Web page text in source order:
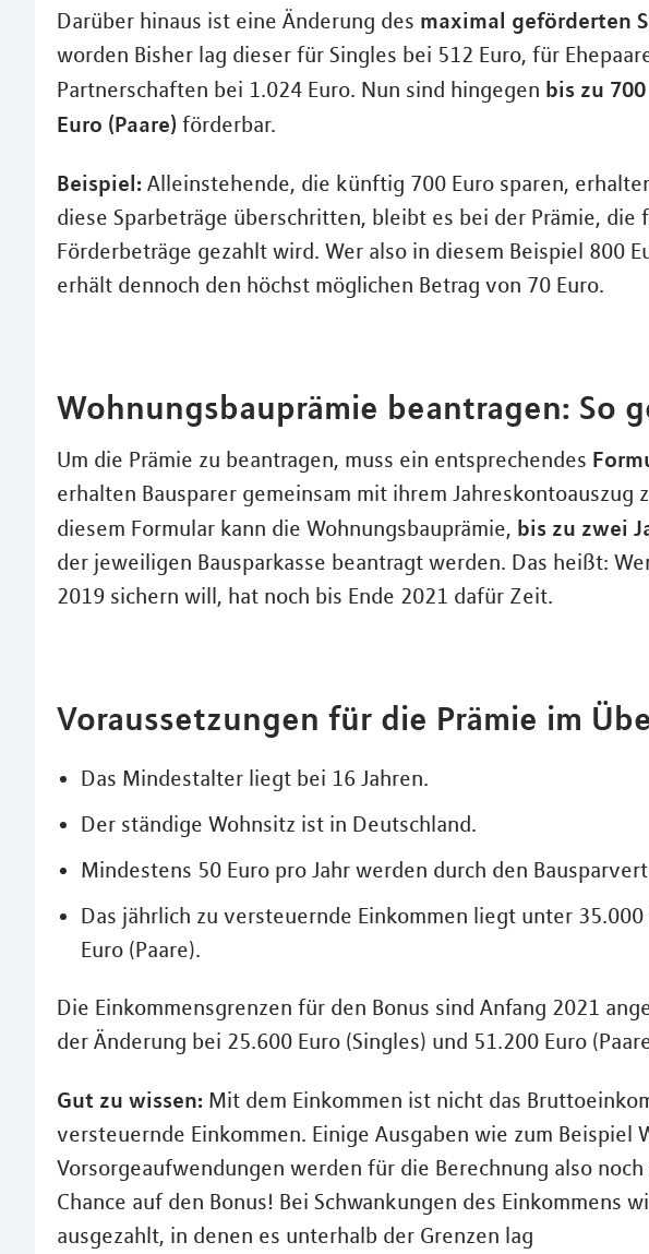
Darüber hinaus ist eine Änderung des maximal geförderten
worden Bisher lag dieser für Singles bei 512 Euro, für
Partnerschaften bei 1.024 Euro. Nun sind hingegen bis zu
Euro (Paare) förderbar.
Beispiel: Alleinstehende, die künftig 700 Euro sparen,
diese Sparbeträge überschritten, bleibt es bei der Prämie, die
Förderbeträge gezahlt wird. Wer also in diesem Beispiel 800
erhält dennoch den höchst möglichen Betrag von 70 Euro.
Wohnungsbauprämie beantragen: So
Um die Prämie zu beantragen, muss ein entsprechendes
erhalten Bausparer gemeinsam mit ihrem Jahreskontoauszug
diesem Formular kann die Wohnungsbauprämie, bis zu zwei
der jeweiligen Bausparkasse beantragt werden. Das heißt:
2019 sichern will, hat noch bis Ende 2021 dafür Zeit.
Voraussetzungen für die Prämie im
Das Mindestalter liegt bei 16 Jahren.
Der ständige Wohnsitz ist in Deutschland.
Mindestens 50 Euro pro Jahr werden durch den
Das jährlich zu versteuernde Einkommen liegt unter 35.000
Euro (Paare).
Die Einkommensgrenzen für den Bonus sind Anfang 2021
der Änderung bei 25.600 Euro (Singles) und 51.200 Euro
Gut zu wissen: Mit dem Einkommen ist nicht das
versteuernde Einkommen. Einige Ausgaben wie zum Beispiel
Vorsorgeaufwendungen werden für die Berechnung also
Chance auf den Bonus! Bei Schwankungen des Einkommens
ausgezahlt, in denen es unterhalb der Grenzen lag